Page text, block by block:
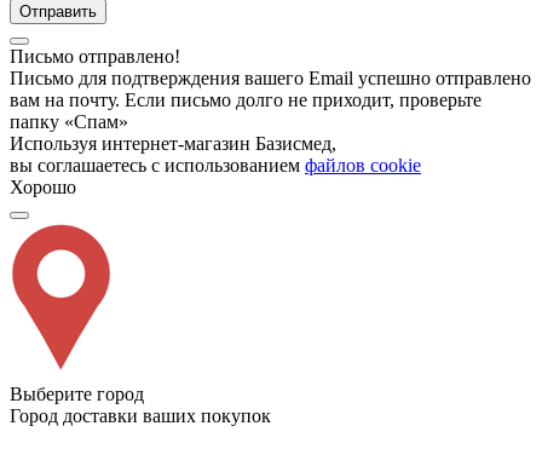
Отправить
Письмо отправлено!
Письмо для подтверждения вашего Email успешно отправлено
вам на почту. Если письмо долго не приходит, проверьте
папку «Спам»
Используя интернет-магазин Базисмед,
вы соглашаетесь с использованием файлов cookie
Хорошо
Выберите город
Город доставки ваших покупок